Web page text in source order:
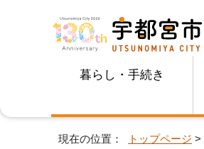
暮らし・手続き
現在の位置： トップページ >